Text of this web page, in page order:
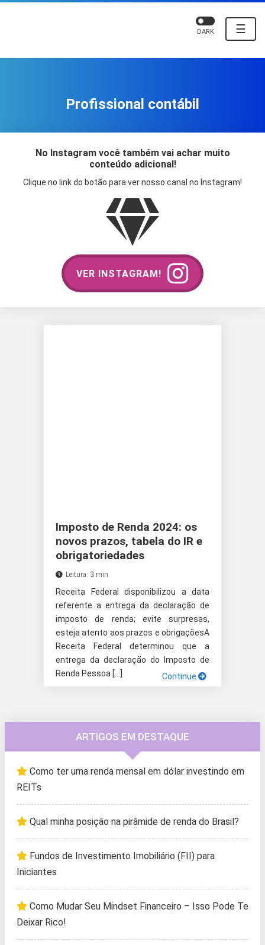
☰
DARK
Profissional contábil
No Instagram você também vai achar muito
conteúdo adicional!
Clique no link do botão para ver nosso canal no Instagram!
VER INSTAGRAM!
Imposto de Renda 2024: os
novos prazos, tabela do IR e
obrigatoriedades
Leitura: 3 min
Receita Federal disponibilizou a data
referente a entrega da declaração de
imposto de renda; evite surpresas,
esteja atento aos prazos e obrigaçõesA
Receita Federal determinou que a
entrega da declaração do Imposto de
Renda Pessoa […]
Continue
ARTIGOS EM DESTAQUE
Como ter uma renda mensal em dólar investindo em
REITs
Qual minha posição na pirâmide de renda do Brasil?
Fundos de Investimento Imobiliário (FII) para
Iniciantes
Como Mudar Seu Mindset Financeiro – Isso Pode Te
Deixar Rico!